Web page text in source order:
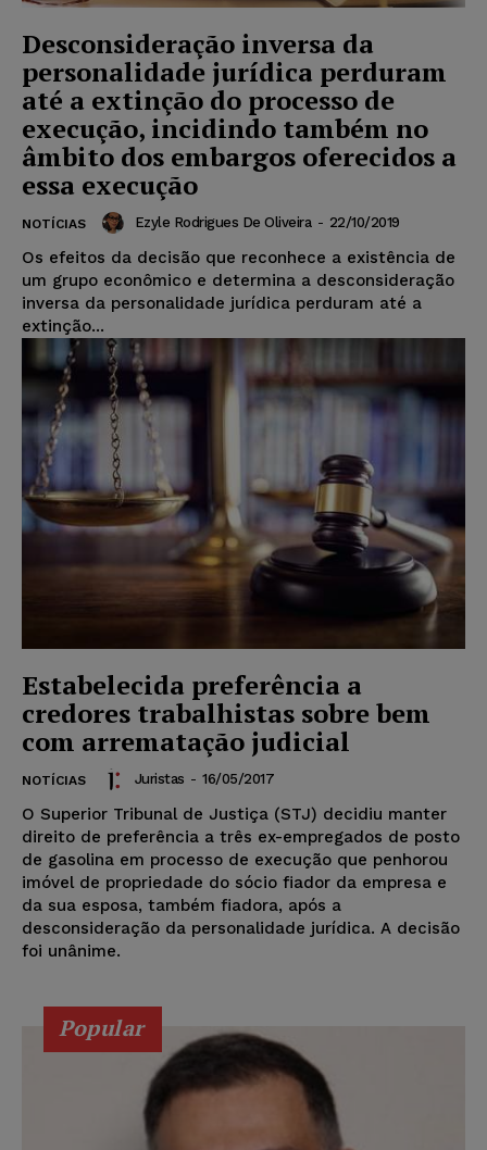
Desconsideração inversa da
personalidade jurídica perduram
até a extinção do processo de
execução, incidindo também no
âmbito dos embargos oferecidos a
essa execução
NOTÍCIAS Ezyle Rodrigues De Oliveira - 22/10/2019
Os efeitos da decisão que reconhece a existência de
um grupo econômico e determina a desconsideração
inversa da personalidade jurídica perduram até a
extinção...
Estabelecida preferência a
credores trabalhistas sobre bem
com arrematação judicial
NOTÍCIAS Juristas - 16/05/2017
O Superior Tribunal de Justiça (STJ) decidiu manter
direito de preferência a três ex-empregados de posto
de gasolina em processo de execução que penhorou
imóvel de propriedade do sócio fiador da empresa e
da sua esposa, também fiadora, após a
desconsideração da personalidade jurídica. A decisão
foi unânime.
Popular